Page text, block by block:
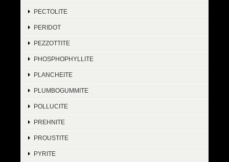
PECTOLITE
PERIDOT
PEZZOTTITE
PHOSPHOPHYLLITE
PLANCHEITE
PLUMBOGUMMITE
POLLUCITE
PREHNITE
PROUSTITE
PYRITE